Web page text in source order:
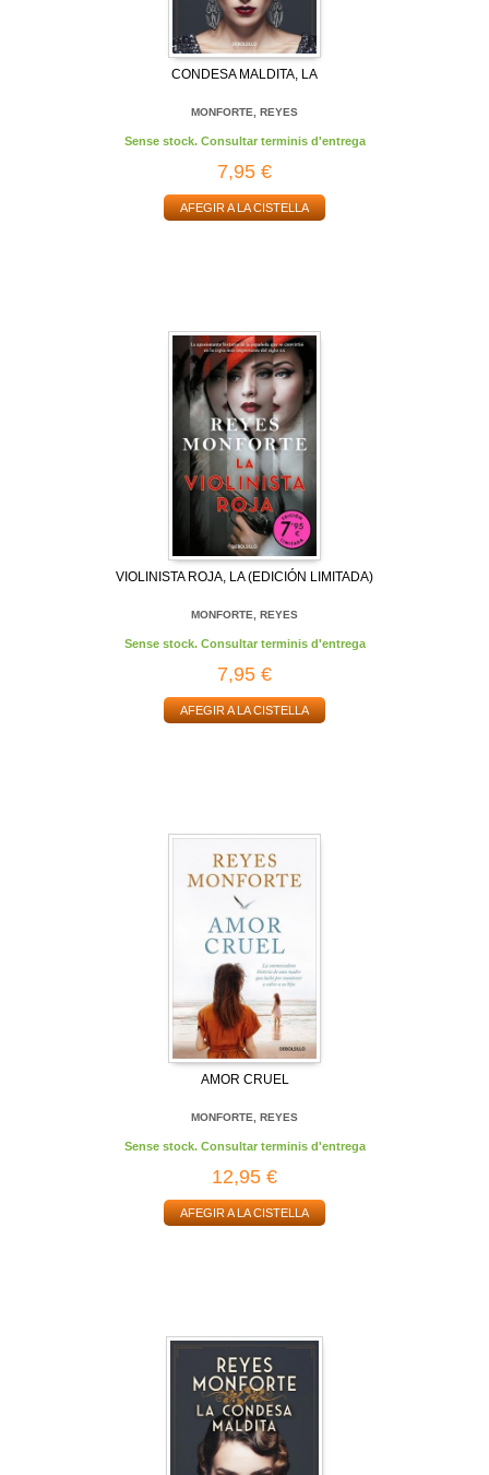
CONDESA MALDITA, LA
MONFORTE, REYES
Sense stock. Consultar terminis d'entrega
7,95 €
AFEGIR A LA CISTELLA
VIOLINISTA ROJA, LA (EDICIÓN LIMITADA)
MONFORTE, REYES
Sense stock. Consultar terminis d'entrega
7,95 €
AFEGIR A LA CISTELLA
AMOR CRUEL
MONFORTE, REYES
Sense stock. Consultar terminis d'entrega
12,95 €
AFEGIR A LA CISTELLA